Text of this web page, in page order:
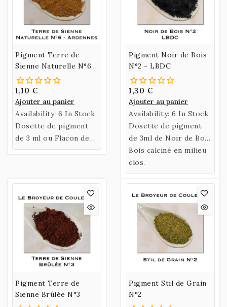
Pigment Terre de
Sienne Naturelle N°6 -
Ardennes
1,10 €
Ajouter au panier
Availability: 6 In Stock
Dosette de pigment
de 3 ml ou Flacon de
35 ml de Terre de
Pigment Noir de Bois
N°2 - LBDC
1,30 €
Ajouter au panier
Availability: 6 In Stock
Dosette de pigment
de 3ml de Noir de Bois
N°2 - LBDC
Bois calciné en milieu
clos.
Pigment Terre de
Sienne Brûlée N°3
Pigment Stil de Grain
N°2